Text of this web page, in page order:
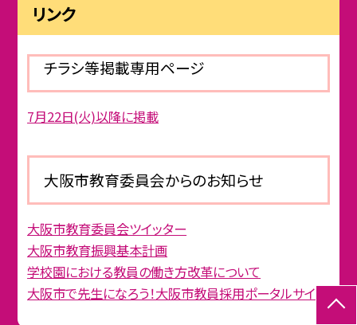
リンク
チラシ等掲載専用ページ
7月22日(火)以降に掲載
大阪市教育委員会からのお知らせ
大阪市教育委員会ツイッター
大阪市教育振興基本計画
学校園における教員の働き方改革について
大阪市で先生になろう！大阪市教員採用ポータルサイト